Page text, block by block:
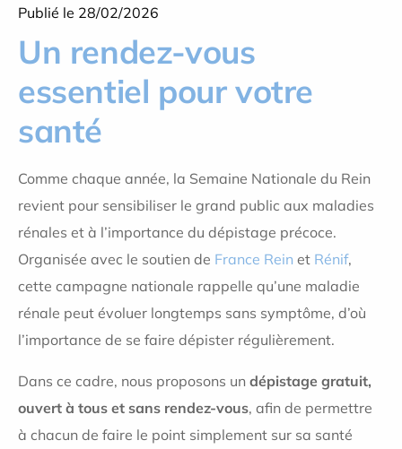
Publié le 28/02/2026
Un rendez-vous
essentiel pour votre
santé
Comme chaque année, la Semaine Nationale du Rein
revient pour sensibiliser le grand public aux maladies
rénales et à l’importance du dépistage précoce.
Organisée avec le soutien de France Rein et Rénif,
cette campagne nationale rappelle qu’une maladie
rénale peut évoluer longtemps sans symptôme, d’où
l’importance de se faire dépister régulièrement.
Dans ce cadre, nous proposons un dépistage gratuit,
ouvert à tous et sans rendez-vous, afin de permettre
à chacun de faire le point simplement sur sa santé